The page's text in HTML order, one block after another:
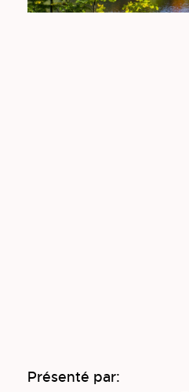
Présenté par: